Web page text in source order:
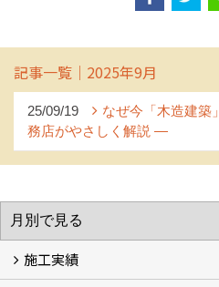
記事一覧｜2025年9月
25/09/19
なぜ今「木造建
務店がやさしく解説 ―
施工実績